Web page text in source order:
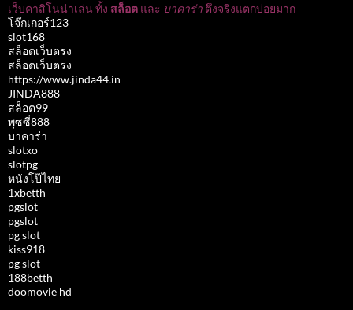
เว็บคาสิโนน่าเล่น ทั้ง สล็อต และ บาคาร่า ตึงจริงแตกบ่อยมาก
โจ๊กเกอร์123
slot168
สล็อตเว็บตรง
สล็อตเว็บตรง
https://www.jinda44.in
JINDA888
สล็อต99
พุซซี่888
บาคาร่า
slotxo
slotpg
หนังโป๊ไทย
1xbetth
pgslot
pgslot
pg slot
kiss918
pg slot
188betth
doomovie hd